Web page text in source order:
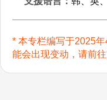
* 本专栏编写于2025
能会出现变动，请前